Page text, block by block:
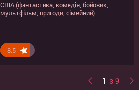
США (фантастика, комедія, бойовик,
мультфільм, пригоди, сімейний)
8.5
США (комедія, мультфільм)
8.8
США (мультфільм)
7.8
США (комедія)
8
1 з 9